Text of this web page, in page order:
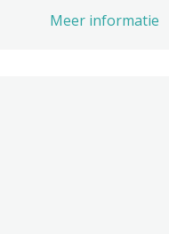
Meer informatie